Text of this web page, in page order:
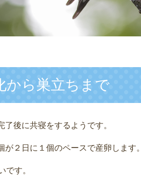
から巣立ちまで
了後に共寝をするようです。
が２日に１個のペースで産卵します。
です。